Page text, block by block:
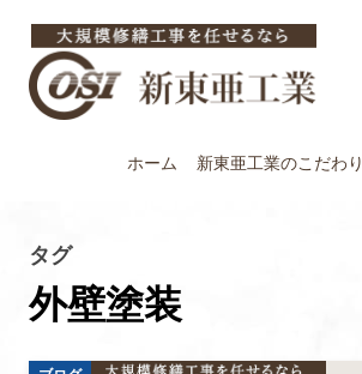
ホーム 新東亜工業のこだわり
タグ
外壁塗装